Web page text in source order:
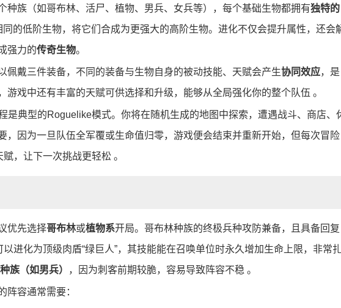
种族（如哥布林、活尸、植物、男兵、女兵等），每个基础生物都拥有独特的
的低阶生物，将它们合成为更强大的高阶生物。进化不仅会提升属性，还会
强力的传奇生物。
佩戴三件装备，不同的装备与生物自身的被动技能、天赋会产生协同效应，是
游戏中还有丰富的天赋可供选择和升级，能够从全局强化你的整个队伍 。
是典型的Roguelike模式。你将在随机生成的地图中探索，遭遇战斗、商店、
，因为一旦队伍全军覆或生命值归零，游戏便会结束并重新开始，但每次冒险
，让下一次挑战更轻松 。
优先选择哥布林或植物系开局。哥布林种族的终极兵种攻防兼备，且具备回复
以进化为顶级肉盾“绿巨人”，其技能能在召唤单位时永久增加生命上限，非常
族（如男兵） ，因为刺客前期较脆，容易导致阵容不稳 。
阵容通常需要：